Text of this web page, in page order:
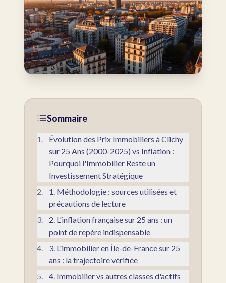
Sommaire
1.
Évolution des Prix Immobiliers à Clichy
sur 25 Ans (2000-2025) vs Inflation :
Pourquoi l'Immobilier Reste un
Investissement Stratégique
2.
1. Méthodologie : sources utilisées et
précautions de lecture
3.
2. L'inflation française sur 25 ans : un
point de repère indispensable
4.
3. L'immobilier en Île-de-France sur 25
ans : la trajectoire vérifiée
5.
4. Immobilier vs autres classes d'actifs